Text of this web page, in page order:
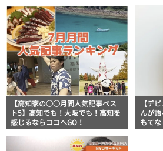
るかも！
【高知家の○○月間人気記事ベス
ト5】高知でも！大阪でも！高知を
感じるならココへGO！
【デ
んが
もて